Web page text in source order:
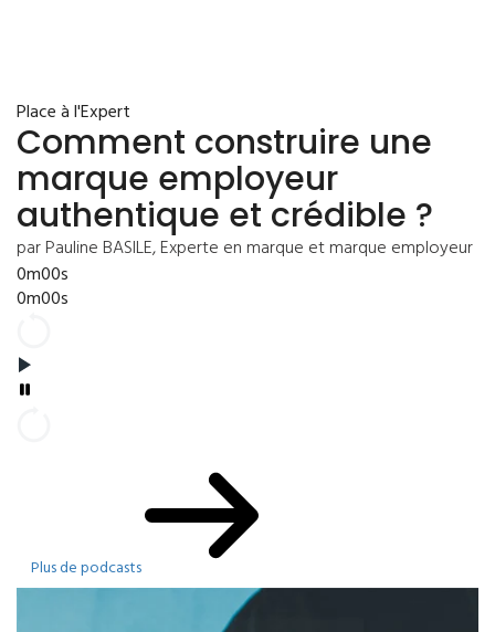
Place à l'Expert
Comment construire une
marque employeur
authentique et crédible ?
par Pauline BASILE, Experte en marque et marque employeur
0m00s
0m00s
Plus de podcasts